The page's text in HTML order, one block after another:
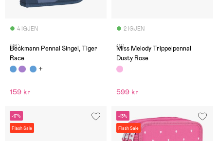
4 IGJEN
(16)
Beckmann Pennal Singel, Tiger
Race
159 kr
2 IGJEN
(0)
Miss Melody Trippelpennal
Dusty Rose
599 kr
-17%
Flash Sale
-13%
Flash Sale